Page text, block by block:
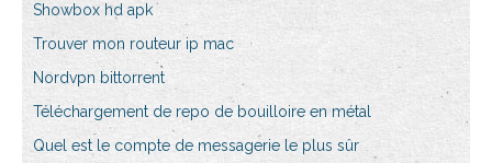
Showbox hd apk
Trouver mon routeur ip mac
Nordvpn bittorrent
Téléchargement de repo de bouilloire en métal
Quel est le compte de messagerie le plus sûr